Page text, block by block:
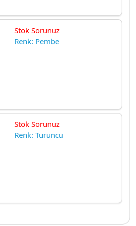
Stok Sorunuz
Renk: Pembe
Stok Sorunuz
Renk: Turuncu